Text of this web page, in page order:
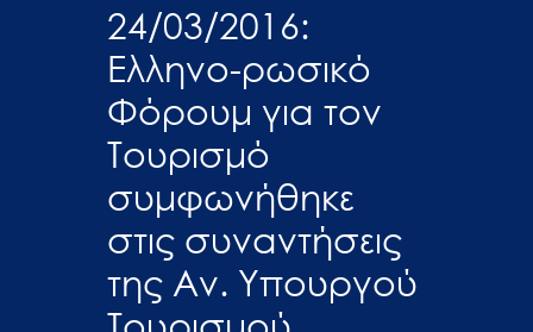
24/03/2016:
Ελληνο-ρωσικό
Φόρουμ για τον
Τουρισμό
συμφωνήθηκε
στις συναντήσεις
της Αν. Υπουργού